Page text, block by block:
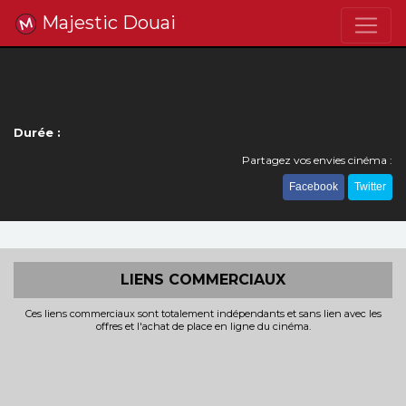
Majestic Douai
Durée :
Partagez vos envies cinéma :
Facebook Twitter
LIENS COMMERCIAUX
Ces liens commerciaux sont totalement indépendants et sans lien avec les
offres et l'achat de place en ligne du cinéma.